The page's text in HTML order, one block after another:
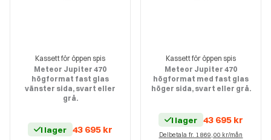
Kassett för öppen spis
Meteor Jupiter 470
högformat fast glas
vänster sida, svart eller
grå.
I lager 43 695 kr
Kassett för öppen spis
Meteor Jupiter 470
högformat med fast glas
höger sida, svart eller grå.
I lager 43 695 kr
Delbetala fr. 1 869,00 kr/mån